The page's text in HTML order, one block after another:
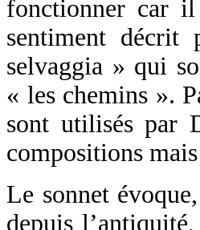
fonctionner car
sentiment décrit
selvaggia » qui
« les chemins ».
sont utilisés par
compositions
Le sonnet
depuis